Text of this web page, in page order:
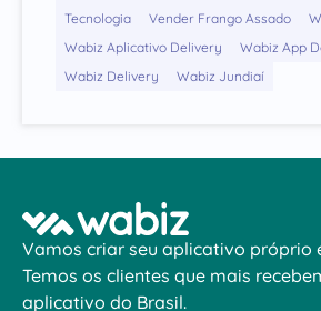
Tecnologia
Vender Frango Assado
Wabiz Aplicativo Delivery
Wabiz App
Wabiz Delivery
Wabiz Jundiaí
Vamos criar seu aplicativo próprio
Temos os clientes que mais
aplicativo do Brasil.